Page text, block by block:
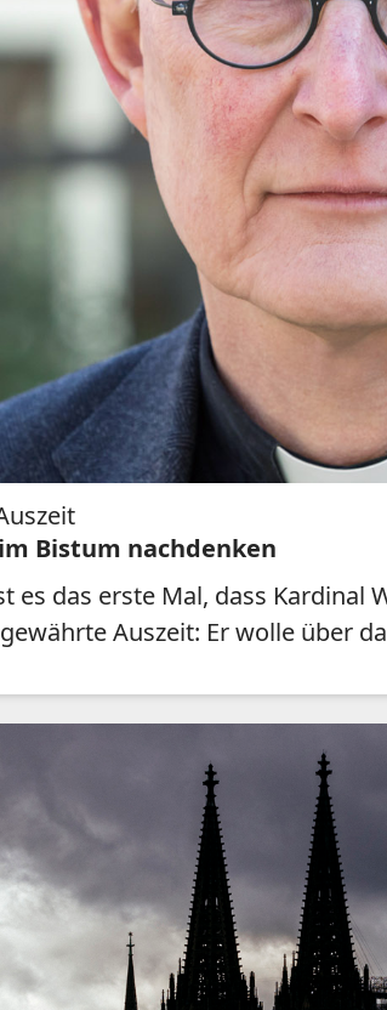
Bistum nachdenken
es das erste Mal, dass
Auszeit: Er wolle über